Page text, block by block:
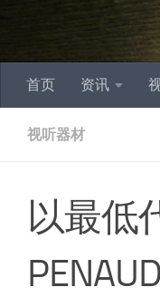
首页 资讯
视听器材
以最低